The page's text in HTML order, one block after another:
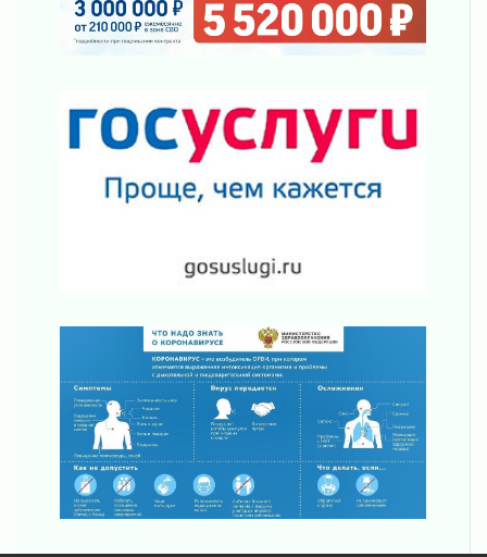
Строительные компании Ленобласти
подняли зарплаты почти на 40% за год
Ленинградской области
03 августа 2026
Уроки безопасности для детей и взрослых
03 августа 2026
Ленобласть отметила заслуги жителей перед
регионом и страной
02 августа 2026
Ладога — не пруд
02 августа 2026
ПСК через Гослуслуги напомнит жителям
Ленинградской области о неоплаченных
счетах